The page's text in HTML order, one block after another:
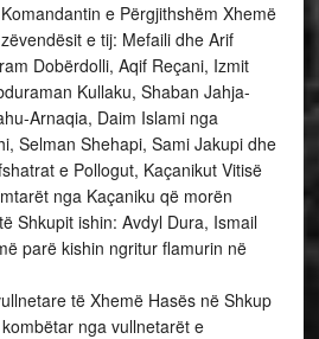
e Përgjithshëm Xhemë
e tij: Mefaili dhe Arif
Dobërdolli, Aqif Reçani, Izmit
Kullaku, Shaban Jahja-
Arnaqia, Daim Islami nga
Selman Shehapi, Sami Jakupi dhe
e Pollogut, Kaçanikut Vitisë
nga Kaçaniku që morën
Shkupit ishin: Avdyl Dura, Ismail
parë kishin ngritur flamurin në
të Xhemë Hasës në Shkup
nga vullnetarët e